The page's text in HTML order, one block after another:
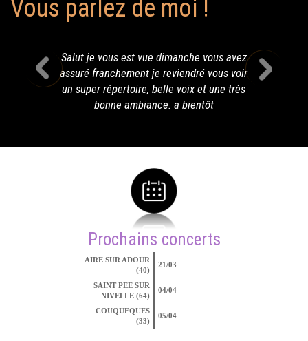
Vous parlez de moi !
Salut je vous est vue dimanche vous avez
assuré franchement je reviendré vous voir
un super répertoire, belle voix et une très
bonne ambiance. a bientôt
Prochains concerts
AIRE SUR ADOUR
(40)
21/03
SAINT PEE SUR
NIVELLE (64)
04/04
COUQUEQUES
(33)
05/04